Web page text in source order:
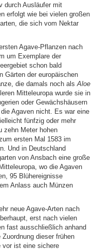
durch Ausläufer mit
erfolgt wie bei vielen großen
die sich vom Nektar
Agave-Pflanzen nach
um Exemplare der
schon bald
Gärten der europäischen
die damals noch als Aloe
Mitteleuropa wurde sie in
oder Gewächshäusern
Agaven nicht. Es war eine
fünfzig oder mehr
zehn Meter hohen
ersten Mal 1583 im
Und in Deutschland
von Ansbach eine große
wo die Agaven
95 Blühereignisse
Anlass auch Münzen
neue Agave-Arten nach
erst nach vielen
fast ausschließlich anhand
dieser frühen
vor ist eine sichere